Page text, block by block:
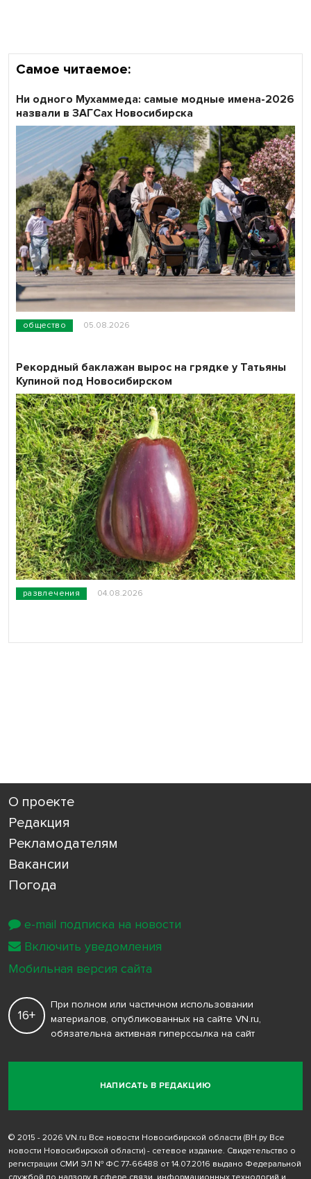
Самое читаемое:
общество 05.08.2026
Ни одного Мухаммеда: самые модные имена-2026
назвали в ЗАГСах Новосибирска
развлечения 04.08.2026
Рекордный баклажан вырос на грядке у Татьяны
Купиной под Новосибирском
О проекте
Редакция
Рекламодателям
Вакансии
Погода
НАПИСАТЬ В РЕДАКЦИЮ
16+
При полном или частичном использовании
материалов, опубликованных на сайте VN.ru,
обязательна активная гиперссылка на сайт
© 2015 - 2026 VN.ru Все новости Новосибирской области (ВН.ру Все
новости Новосибирской области) - сетевое издание. Свидетельство о
регистрации СМИ ЭЛ № ФС 77-66488 от 14.07.2016 выдано Федеральной
e-mail подписка на новости
Включить уведомления
Мобильная версия сайта